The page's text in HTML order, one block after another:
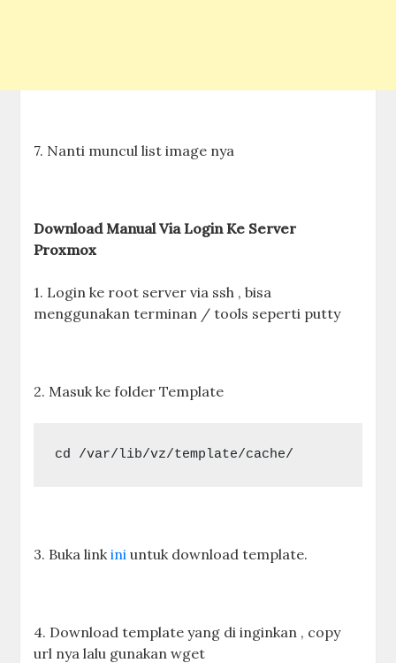
7. Nanti muncul list image nya
Download Manual Via Login Ke Server
Proxmox
1. Login ke root server via ssh , bisa
menggunakan terminan / tools seperti putty
2. Masuk ke folder Template
cd /var/lib/vz/template/cache/
3. Buka linkini untuk download template.
4. Download template yang di inginkan , copy
url nya lalu gunakan wget